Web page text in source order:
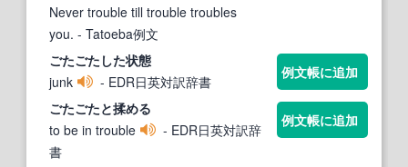
Never trouble till trouble troubles
you. - Tatoeba例文
ごたごた した状態
junk
- EDR日英対訳辞書
例文帳に追加
ごたごたと揉める
to be in trouble
- EDR日英対訳辞
書
例文帳に追加